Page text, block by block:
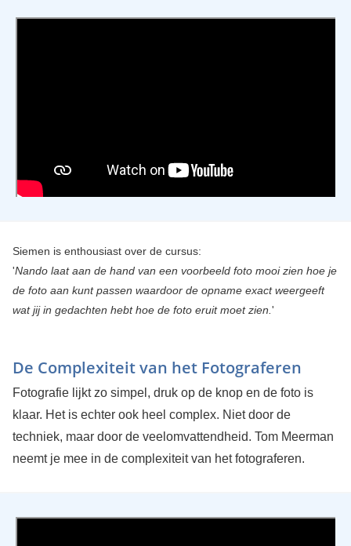
Siemen is enthousiast over de cursus:
'Nando laat aan de hand van een voorbeeld foto mooi zien hoe je
de foto aan kunt passen waardoor de opname exact weergeeft
wat jij in gedachten hebt hoe de foto eruit moet zien.'
De Complexiteit van het Fotograferen
Fotografie lijkt zo simpel, druk op de knop en de foto is
klaar. Het is echter ook heel complex. Niet door de
techniek, maar door de veelomvattendheid. Tom Meerman
neemt je mee in de complexiteit van het fotograferen.